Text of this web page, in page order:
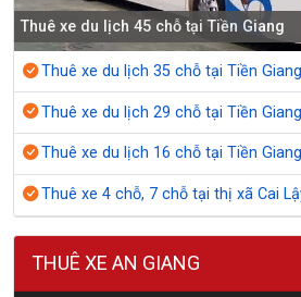
Thuê xe du lịch 45 chỗ tại Tiền Giang
Thuê xe du lịch 35 chỗ tại Tiền Giang
Thuê xe du lịch 29 chỗ tại Tiền Giang
Thuê xe du lịch 16 chỗ tại Tiền Giang
Thuê xe 4 chỗ, 7 chỗ tại thị xã Cai
THUÊ XE AN GIANG